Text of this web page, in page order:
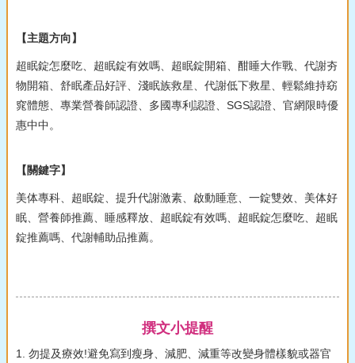
【主題方向】
超眠錠怎麼吃、超眠錠有效嗎、超眠錠開箱、酣睡大作戰、代謝夯
物開箱、舒眠產品好評、淺眠族救星、代謝低下救星、輕鬆維持窈
窕體態、專業營養師認證、多國專利認證、SGS認證、官網限時優
惠中中。
【關鍵字】
美体專科、超眠錠、提升代謝激素、啟動睡意、一錠雙效、美体好
眠、營養師推薦、睡感釋放、超眠錠有效嗎、超眠錠怎麼吃、超眠
錠推薦嗎、代謝輔助品推薦。
撰文小提醒
1. 勿提及療效!避免寫到瘦身、減肥、減重等改變身體樣貌或器官